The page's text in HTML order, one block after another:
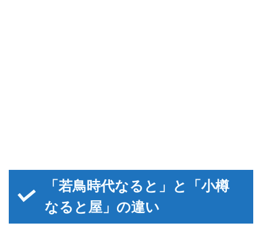
「若鳥時代なると」と「小樽
なると屋」の違い